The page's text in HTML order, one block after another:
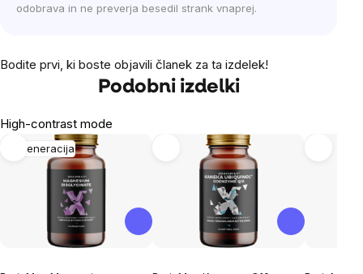
odobrava in ne preverja besedil strank vnaprej.
Bodite prvi, ki boste objavili članek za ta izdelek!
Podobni izdelki
High-contrast mode
Regeneracija